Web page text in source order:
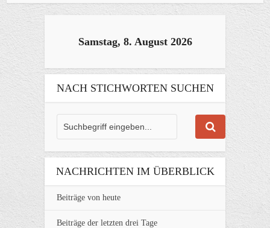
Samstag, 8. August 2026
NACH STICHWORTEN SUCHEN
NACHRICHTEN IM ÜBERBLICK
Beiträge von heute
Beiträge der letzten drei Tage